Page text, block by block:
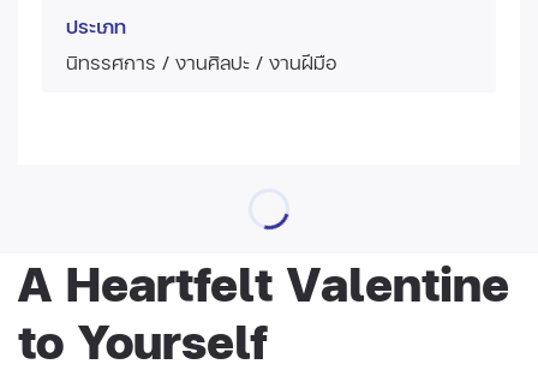
ประเภท
นิทรรศการ / งานศิลปะ / งานฝีมือ
A Heartfelt Valentine
to Yourself